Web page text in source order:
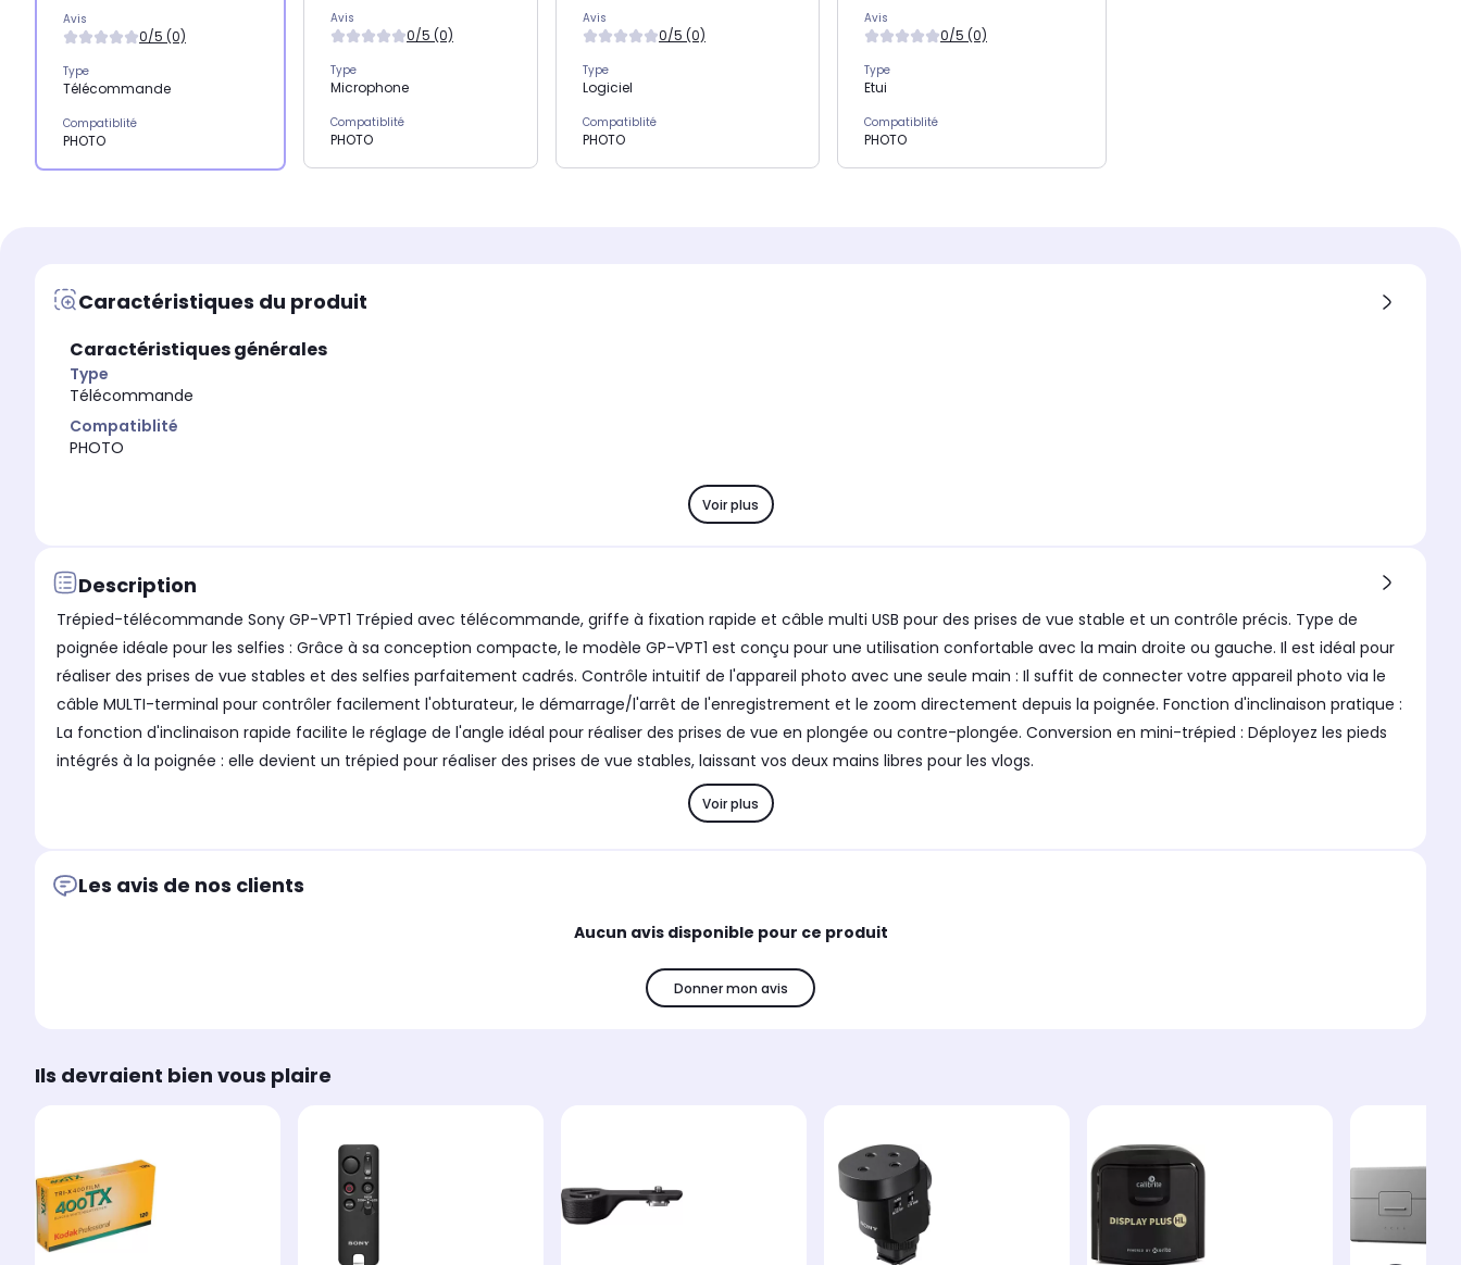
Avis
0/5 (0)
Type
Télécommande
Compatiblité
PHOTO
Avis
0/5 (0)
Type
Microphone
Compatiblité
PHOTO
Avis
0/5 (0)
Type
Logiciel
Compatiblité
PHOTO
Avis
0/5 (0)
Type
Etui
Compatiblité
PHOTO
Caractéristiques du produit
Caractéristiques générales
Type
Télécommande
Compatiblité
PHOTO
Voir plus
Description
Trépied-télécommande Sony GP-VPT1 Trépied avec télécommande, griffe à fixation rapide et câble multi USB pour des prises de vue stable et un contrôle précis. Type de
poignée idéale pour les selfies : Grâce à sa conception compacte, le modèle GP-VPT1 est conçu pour une utilisation confortable avec la main droite ou gauche. Il est idéal pour
réaliser des prises de vue stables et des selfies parfaitement cadrés. Contrôle intuitif de l'appareil photo avec une seule main : Il suffit de connecter votre appareil photo via le
câble MULTI-terminal pour contrôler facilement l'obturateur, le démarrage/l'arrêt de l'enregistrement et le zoom directement depuis la poignée. Fonction d'inclinaison pratique :
La fonction d'inclinaison rapide facilite le réglage de l'angle idéal pour réaliser des prises de vue en plongée ou contre-plongée. Conversion en mini-trépied : Déployez les pieds
intégrés à la poignée : elle devient un trépied pour réaliser des prises de vue stables, laissant vos deux mains libres pour les vlogs.
Voir plus
Les avis de nos clients
Aucun avis disponible pour ce produit
Donner mon avis
Ils devraient bien vous plaire